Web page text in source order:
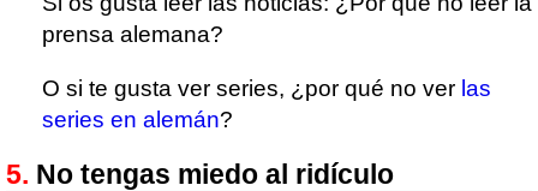
prensa alemana?
O si te gusta ver series, ¿por qué no ver las
series en alemán?
No tengas miedo al ridículo